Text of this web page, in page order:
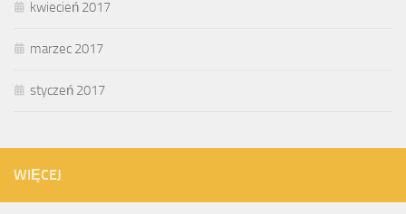
kwiecień 2017
marzec 2017
styczeń 2017
WIĘCEJ